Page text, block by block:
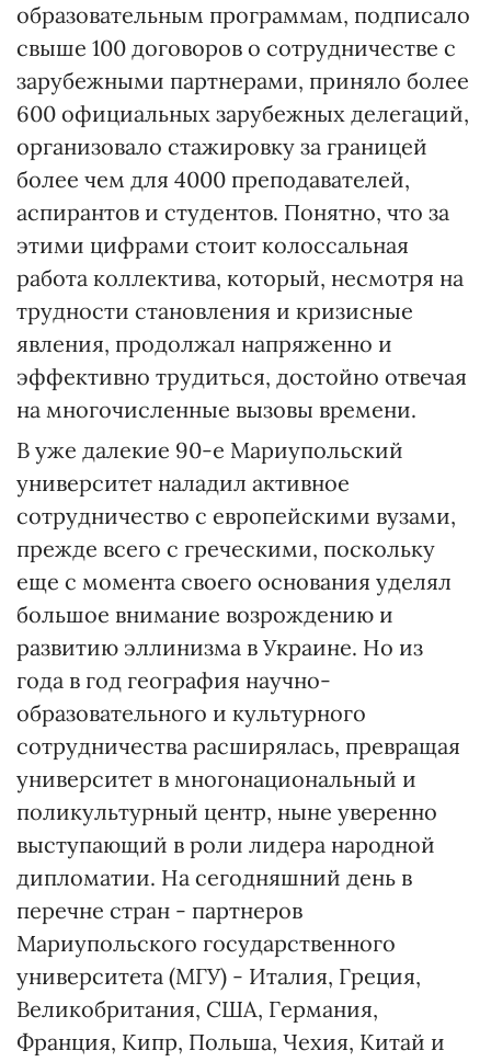
образовательным программам, подписало
свыше 100 договоров о сотрудничестве с
зарубежными партнерами, приняло более
600 официальных зарубежных делегаций,
организовало стажировку за границей
более чем для 4000 преподавателей,
аспирантов и студентов. Понятно, что за
этими цифрами стоит колоссальная
работа коллектива, который, несмотря на
трудности становления и кризисные
явления, продолжал напряженно и
эффективно трудиться, достойно отвечая
на многочисленные вызовы времени.
В уже далекие 90-е Мариупольский
университет наладил активное
сотрудничество с европейскими вузами,
прежде всего с греческими, поскольку
еще с момента своего основания уделял
большое внимание возрождению и
развитию эллинизма в Украине. Но из
года в год география научно-
образовательного и культурного
сотрудничества расширялась, превращая
университет в многонациональный и
поликультурный центр, ныне уверенно
выступающий в роли лидера народной
дипломатии. На сегодняшний день в
перечне стран - партнеров
Мариупольского государственного
университета (МГУ) - Италия, Греция,
Великобритания, США, Германия,
Франция, Кипр, Польша, Чехия, Китай и